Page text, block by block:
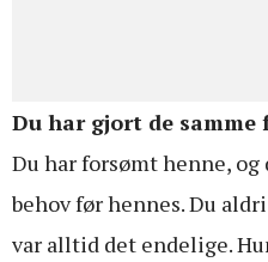
Du har gjort de samme
Du har forsømt henne,
behov før hennes. Du
var alltid det endelige.